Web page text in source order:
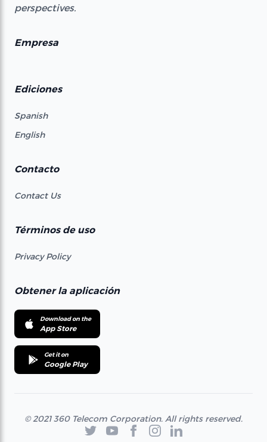
perspectives.
Empresa
Ediciones
Spanish
English
Contacto
Contact Us
Términos de uso
Privacy Policy
Obtener la aplicación
Download on the
App Store
Get it on
Google Play
© 2021 360 Telecom Corporation. All rights reserved.